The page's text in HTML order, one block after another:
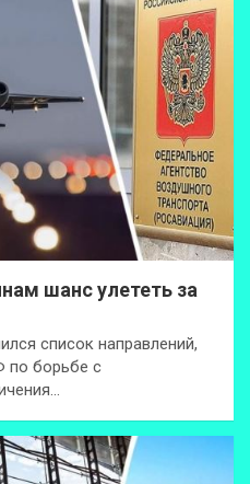
шанс улететь за
список направлений,
по борьбе с